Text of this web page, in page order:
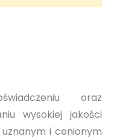
oraz
wysokiej jakości
i cenionym